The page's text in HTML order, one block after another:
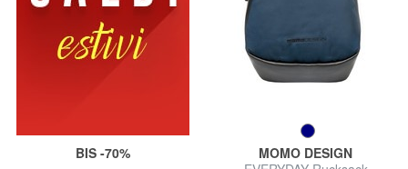
BIS -70%
MOMO DESIGN